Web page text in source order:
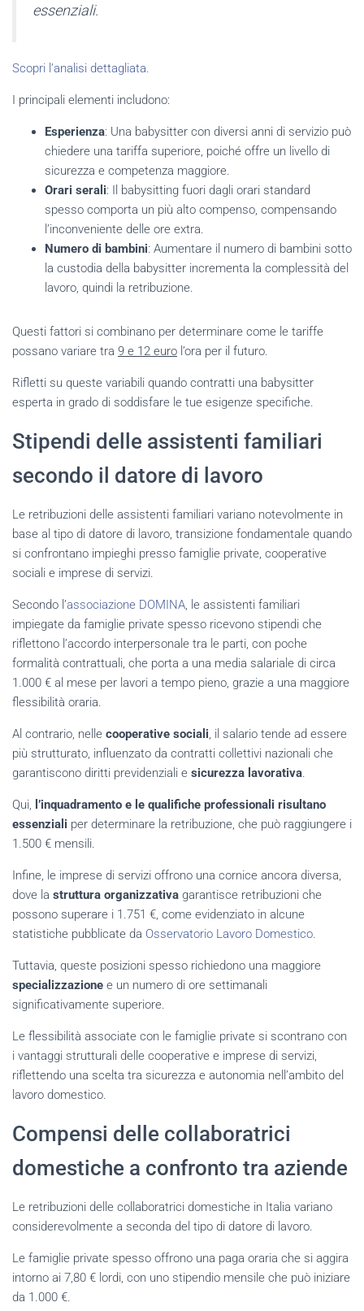
essenziali.
Scopri l’analisi dettagliata.
I principali elementi includono:
Esperienza: Una babysitter con diversi anni di servizio può
chiedere una tariffa superiore, poiché offre un livello di
sicurezza e competenza maggiore.
Orari serali: Il babysitting fuori dagli orari standard
spesso comporta un più alto compenso, compensando
l’inconveniente delle ore extra.
Numero di bambini: Aumentare il numero di bambini sotto
la custodia della babysitter incrementa la complessità del
lavoro, quindi la retribuzione.
Questi fattori si combinano per determinare come le tariffe
possano variare tra 9 e 12 euro l’ora per il futuro.
Rifletti su queste variabili quando contratti una babysitter
esperta in grado di soddisfare le tue esigenze specifiche.
Stipendi delle assistenti familiari
secondo il datore di lavoro
Le retribuzioni delle assistenti familiari variano notevolmente in
base al tipo di datore di lavoro, transizione fondamentale quando
si confrontano impieghi presso famiglie private, cooperative
sociali e imprese di servizi.
Secondo l’associazione DOMINA, le assistenti familiari
impiegate da famiglie private spesso ricevono stipendi che
riflettono l’accordo interpersonale tra le parti, con poche
formalità contrattuali, che porta a una media salariale di circa
1.000 € al mese per lavori a tempo pieno, grazie a una maggiore
flessibilità oraria.
Al contrario, nelle cooperative sociali, il salario tende ad essere
più strutturato, influenzato da contratti collettivi nazionali che
garantiscono diritti previdenziali e sicurezza lavorativa.
Qui, l’inquadramento e le qualifiche professionali risultano
essenziali per determinare la retribuzione, che può raggiungere i
1.500 € mensili.
Infine, le imprese di servizi offrono una cornice ancora diversa,
dove la struttura organizzativa garantisce retribuzioni che
possono superare i 1.751 €, come evidenziato in alcune
statistiche pubblicate da Osservatorio Lavoro Domestico.
Tuttavia, queste posizioni spesso richiedono una maggiore
specializzazione e un numero di ore settimanali
significativamente superiore.
Le flessibilità associate con le famiglie private si scontrano con
i vantaggi strutturali delle cooperative e imprese di servizi,
riflettendo una scelta tra sicurezza e autonomia nell’ambito del
lavoro domestico.
Compensi delle collaboratrici
domestiche a confronto tra aziende
Le retribuzioni delle collaboratrici domestiche in Italia variano
considerevolmente a seconda del tipo di datore di lavoro.
Le famiglie private spesso offrono una paga oraria che si aggira
intorno ai 7,80 € lordi, con uno stipendio mensile che può iniziare
da 1.000 €.